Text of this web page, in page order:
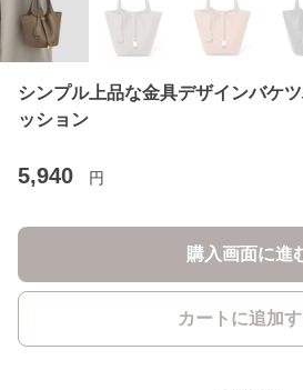
シンプル上品な金具デザインバケ
ッション
5,940 円
購入画面に進
カートに追加